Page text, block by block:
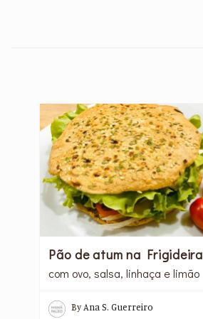
Pão de atum na Frigideira
com ovo, salsa, linhaça e limão
ByAna S. Guerreiro